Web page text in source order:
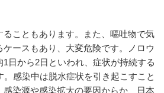
こともあります。また、嘔吐物で気
ースもあり、大変危険です。ノロウ
日から2日といわれ、症状が持続する
感染中は脱水症状を引き起こすこと
感染源や感染拡大の要因からか、日本